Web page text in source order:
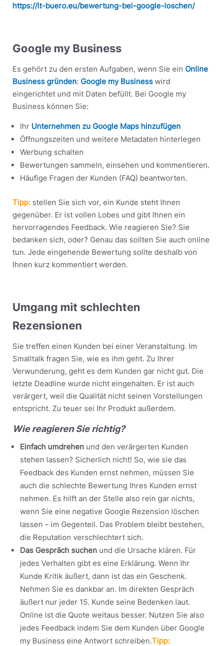
https://it-buero.eu/bewertung-bei-google-loschen/
Google my Business
Es gehört zu den ersten Aufgaben, wenn Sie ein Online
Business gründen: Google my Businesswird
eingerichtet und mit Daten befüllt. Bei Google my
Business können Sie:
Ihr Unternehmen zu Google Maps hinzufügen
Öffnungszeiten und weitere Metadaten hinterlegen
Werbung schalten
Bewertungen sammeln, einsehen und kommentieren.
Häufige Fragen der Kunden (FAQ) beantworten.
Tipp:stellen Sie sich vor, ein Kunde steht Ihnen
gegenüber. Er ist vollen Lobes und gibt Ihnen ein
hervorragendes Feedback. Wie reagieren Sie? Sie
bedanken sich, oder? Genau das sollten Sie auch online
tun. Jede eingehende Bewertung sollte deshalb von
Ihnen kurz kommentiert werden.
Umgang mit schlechten
Rezensionen
Sie treffen einen Kunden bei einer Veranstaltung. Im
Smalltalk fragen Sie, wie es ihm geht. Zu Ihrer
Verwunderung, geht es dem Kunden gar nicht gut. Die
letzte Deadline wurde nicht eingehalten. Er ist auch
verärgert, weil die Qualität nicht seinen Vorstellungen
entspricht. Zu teuer sei Ihr Produkt außerdem.
Wie reagieren Sie richtig?
Einfach umdrehenund den verärgerten Kunden
stehen lassen? Sicherlich nicht! So, wie sie das
Feedback des Kunden ernst nehmen, müssen Sie
auch die schlechte Bewertung Ihres Kunden ernst
nehmen. Es hilft an der Stelle also rein gar nichts,
wenn Sie eine negative Google Rezension löschen
lassen – im Gegenteil. Das Problem bleibt bestehen,
die Reputation verschlechtert sich.
Das Gespräch suchenund die Ursache klären. Für
jedes Verhalten gibt es eine Erklärung. Wenn Ihr
Kunde Kritik äußert, dann ist das ein Geschenk.
Nehmen Sie es dankbar an. Im direkten Gespräch
äußert nur jeder 15. Kunde seine Bedenken laut.
Online ist die Quote weitaus besser. Nutzen Sie also
jedes Feedback indem Sie dem Kunden über Google
my Business eine Antwort schreiben.Tipp: